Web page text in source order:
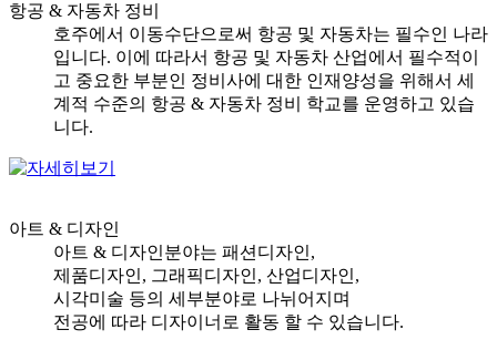
항공 & 자동차 정비
호주에서 이동수단으로써 항공 및 자동차는 필수인 나라
입니다. 이에 따라서 항공 및 자동차 산업에서 필수적이
고 중요한 부분인 정비사에 대한 인재양성을 위해서 세
계적 수준의 항공 & 자동차 정비 학교를 운영하고 있습
니다.
아트 & 디자인
아트 & 디자인분야는 패션디자인,
제품디자인, 그래픽디자인, 산업디자인,
시각미술 등의 세부분야로 나뉘어지며
전공에 따라 디자이너로 활동 할 수 있습니다.